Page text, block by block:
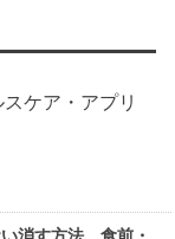
ケア・アプリ